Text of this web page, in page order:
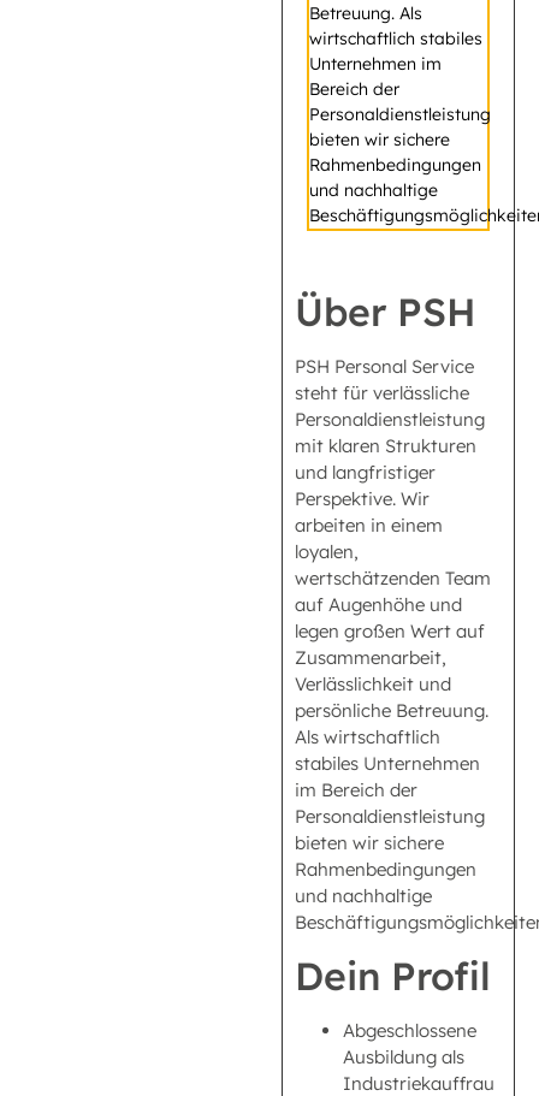
Betreuung. Als
wirtschaftlich stabiles
Unternehmen im
Bereich der
Personaldienstleistung
bieten wir sichere
Rahmenbedingungen
und nachhaltige
Über PSH
PSH Personal Service
steht für verlässliche
Personaldienstleistung
mit klaren Strukturen
und langfristiger
Perspektive. Wir
arbeiten in einem
loyalen,
wertschätzenden Team
auf Augenhöhe und
legen großen Wert auf
Zusammenarbeit,
Verlässlichkeit und
persönliche Betreuung.
Als wirtschaftlich
stabiles Unternehmen
im Bereich der
Personaldienstleistung
bieten wir sichere
Rahmenbedingungen
und nachhaltige
Dein Profil
Abgeschlossene
Ausbildung als
Industriekauffrau